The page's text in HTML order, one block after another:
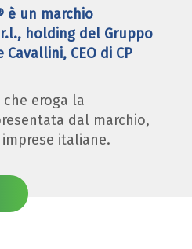
è un marchio
holding del Gruppo
CEO di CP
che eroga la
dal marchio,
italiane.